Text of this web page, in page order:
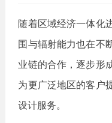
随着区域经济一体化
围与辐射能力也在不
业链的合作，逐步形
为更广泛地区的客户
设计服务。